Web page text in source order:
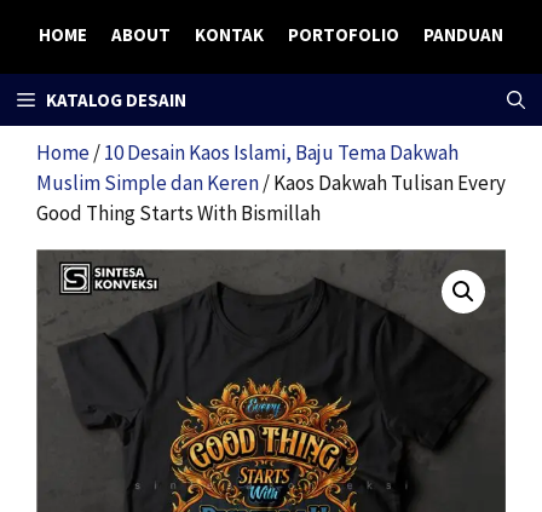
content
HOME ABOUT KONTAK PORTOFOLIO PANDUAN
KATALOG DESAIN
Home/10 Desain Kaos Islami, Baju Tema Dakwah
Muslim Simple dan Keren/ Kaos Dakwah Tulisan Every
Good Thing Starts With Bismillah